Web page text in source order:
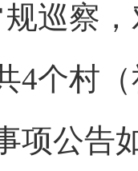
巡察
4个村
项公告